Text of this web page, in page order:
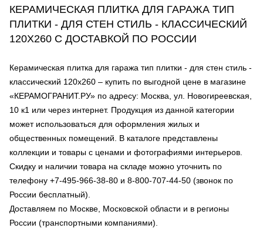
КЕРАМИЧЕСКАЯ ПЛИТКА ДЛЯ ГАРАЖА ТИП
ПЛИТКИ - ДЛЯ СТЕН СТИЛЬ - КЛАССИЧЕСКИЙ
120Х260 С ДОСТАВКОЙ ПО РОССИИ
Керамическая плитка для гаража тип плитки - для стен стиль -
классический 120х260 – купить по выгодной цене в магазине
«КЕРАМОГРАНИТ.РУ» по адресу: Москва, ул. Новогиреевская,
10 к1 или через интернет. Продукция из данной категории
может использоваться для оформления жилых и
общественных помещений. В каталоге представлены
коллекции и товары с ценами и фотографиями интерьеров.
Скидку и наличии товара на складе можно уточнить по
телефону +7-495-966-38-80 и 8-800-707-44-50 (звонок по
России бесплатный).
Доставляем по Москве, Московской области и в регионы
России (транспортными компаниями).